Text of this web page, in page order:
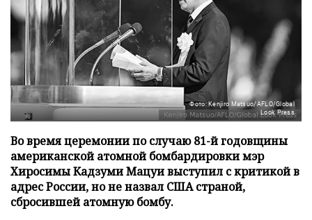
Фото: Kenjiro Matsuo/AFLO/Global
Look Press
Во время церемонии по случаю 81-й годовщины
американской атомной бомбардировки мэр
Хиросимы Кадзуми Мацуи выступил с критикой в
адрес России, но не назвал США страной,
сбросившей атомную бомбу.